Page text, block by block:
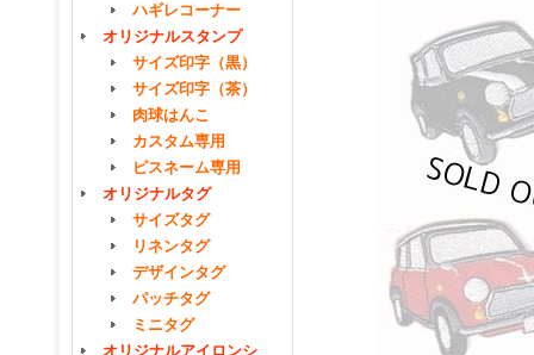
ハギレコーナー
オリジナルスタンプ
サイズ印字（黒）
サイズ印字（茶）
肉球はんこ
カスタム専用
ピスネーム専用
オリジナルタグ
サイズタグ
リネンタグ
デザインタグ
パッチタグ
ミニタグ
オリジナルアイロンシ